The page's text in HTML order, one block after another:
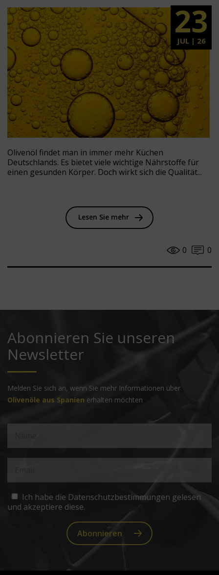
23
JUL | 26
Olivenöl findet man in immer mehr Küchen
Deutschlands. Es bietet viele wichtige Nährstoffe für
einen gesunden Körper. Doch wirkt sich die Qualität...
Lesen Sie mehr
0
0
Ich habe die Datenschutzbestimmungen gelesen
und akzeptiere diese.
Abonnieren
Abonnieren Sie unseren
Newsletter
Melden Sie sich an, wenn Sie mehr Informationen über
Olivenöle aus Spanien erhalten möchten